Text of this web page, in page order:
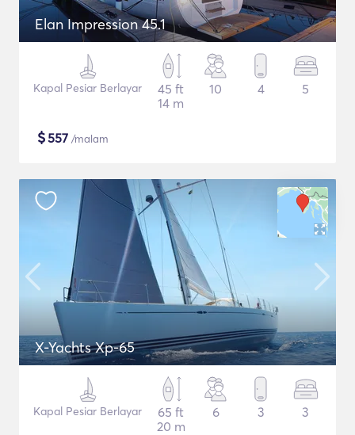
Elan Impression 45.1
Kapal Pesiar Berlayar
45 ft
14 m
10 4 5
$557 /malam
X-Yachts Xp-65
Kapal Pesiar Berlayar
65 ft
20 m
6 3 3